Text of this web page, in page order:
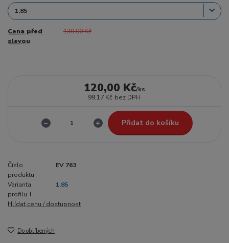
Cena před
slevou
130,00 Kč
120,00 Kč/ks
99,17 Kč bez DPH
Přidat do košíku
Číslo
produktu:
EV 763
Varianta
profilu T:
1,85
Hlídat cenu / dostupnost
Do oblíbených